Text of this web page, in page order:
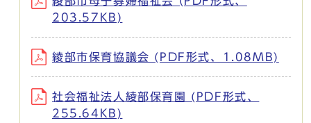
203.57KB)
綾部市保育協議会 (PDF形式、1.08MB)
社会福祉法人綾部保育園 (PDF形式、
255.64KB)